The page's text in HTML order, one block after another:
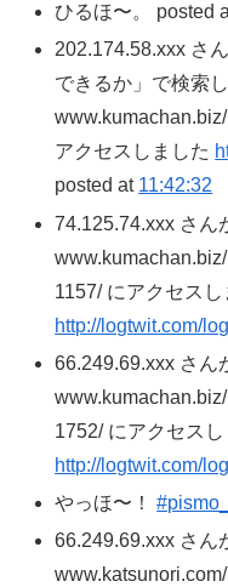
ひるほ〜。 posted
202.174.58.xxx さ
できるか」で検索
アクセスしました
posted at 11:42:32
74.125.74.xxx さん
1157/ にアクセスし
http://logtwit.com/
66.249.69.xxx さん
1752/ にアクセスし
http://logtwit.com/
やっほ〜！
66.249.69.xxx さん